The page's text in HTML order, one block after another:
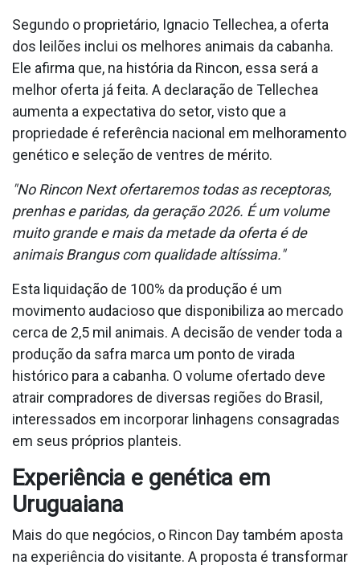
Segundo o proprietário, Ignacio Tellechea, a oferta
dos leilões inclui os melhores animais da cabanha.
Ele afirma que, na história da Rincon, essa será a
melhor oferta já feita. A declaração de Tellechea
aumenta a expectativa do setor, visto que a
propriedade é referência nacional em melhoramento
genético e seleção de ventres de mérito.
"No Rincon Next ofertaremos todas as receptoras,
prenhas e paridas, da geração 2026. É um volume
muito grande e mais da metade da oferta é de
animais Brangus com qualidade altíssima."
Esta liquidação de 100% da produção é um
movimento audacioso que disponibiliza ao mercado
cerca de 2,5 mil animais. A decisão de vender toda a
produção da safra marca um ponto de virada
histórico para a cabanha. O volume ofertado deve
atrair compradores de diversas regiões do Brasil,
interessados em incorporar linhagens consagradas
em seus próprios planteis.
Experiência e genética em
Uruguaiana
Mais do que negócios, o Rincon Day também aposta
na experiência do visitante. A proposta é transformar